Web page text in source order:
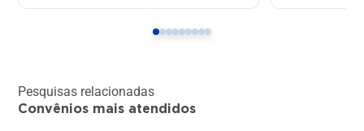
Pesquisas relacionadas
Convênios mais atendidos